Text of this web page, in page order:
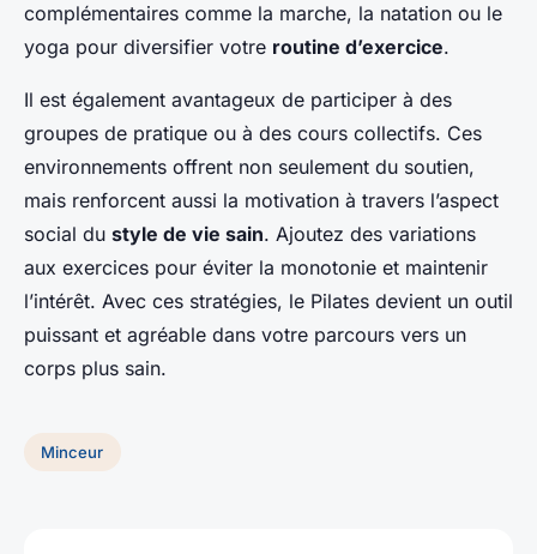
complémentaires comme la marche, la natation ou le
yoga pour diversifier votre routine d’exercice.
Il est également avantageux de participer à des
groupes de pratique ou à des cours collectifs. Ces
environnements offrent non seulement du soutien,
mais renforcent aussi la motivation à travers l’aspect
social du style de vie sain. Ajoutez des variations
aux exercices pour éviter la monotonie et maintenir
l’intérêt. Avec ces stratégies, le Pilates devient un outil
puissant et agréable dans votre parcours vers un
corps plus sain.
Minceur